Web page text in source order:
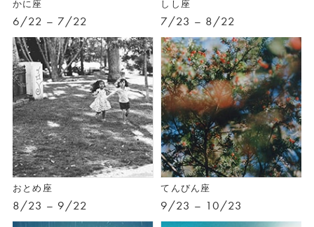
かに座
6/22 – 7/22
しし座
7/23 – 8/22
おとめ座
8/23 – 9/22
てんびん座
9/23 – 10/23